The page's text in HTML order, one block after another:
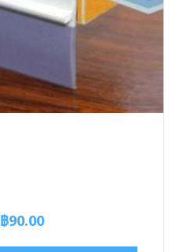
Original
฿90.00Current